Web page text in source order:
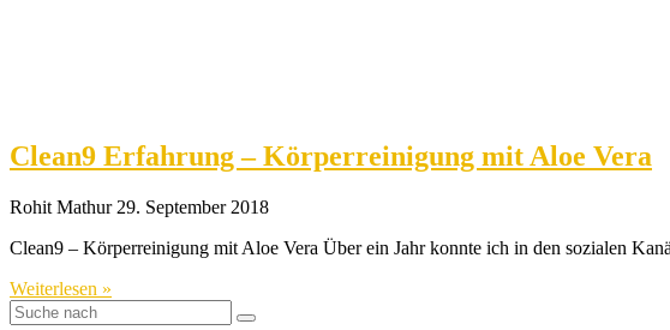
Clean9 Erfahrung – Körperreinigung mit Aloe Vera
Rohit Mathur 29. September 2018
Clean9 – Körperreinigung mit Aloe Vera Über ein Jahr konnte ich in den sozialen
Weiterlesen »